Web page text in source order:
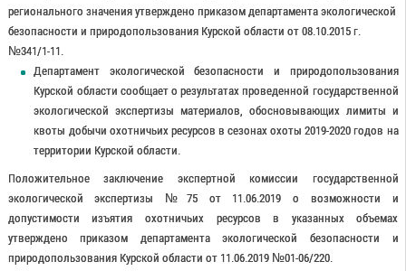
регионального значения утверждено приказом департамента экологической
безопасности и природопользования Курской области от 08.10.2015 г.
№341/1-11.
Департамент экологической безопасности и природопользования
Курской области сообщает о результатах проведенной государственной
экологической экспертизы материалов, обосновывающих лимиты и
квоты добычи охотничьих ресурсов в сезонах охоты 2019-2020 годов на
территории Курской области.
Положительное заключение экспертной комиссии государственной
экологической экспертизы №75 от 11.06.2019 о возможности и
допустимости изъятия охотничьих ресурсов в указанных объемах
утверждено приказом департамента экологической безопасности и
природопользования Курской области от 11.06.2019 №01-06/220.